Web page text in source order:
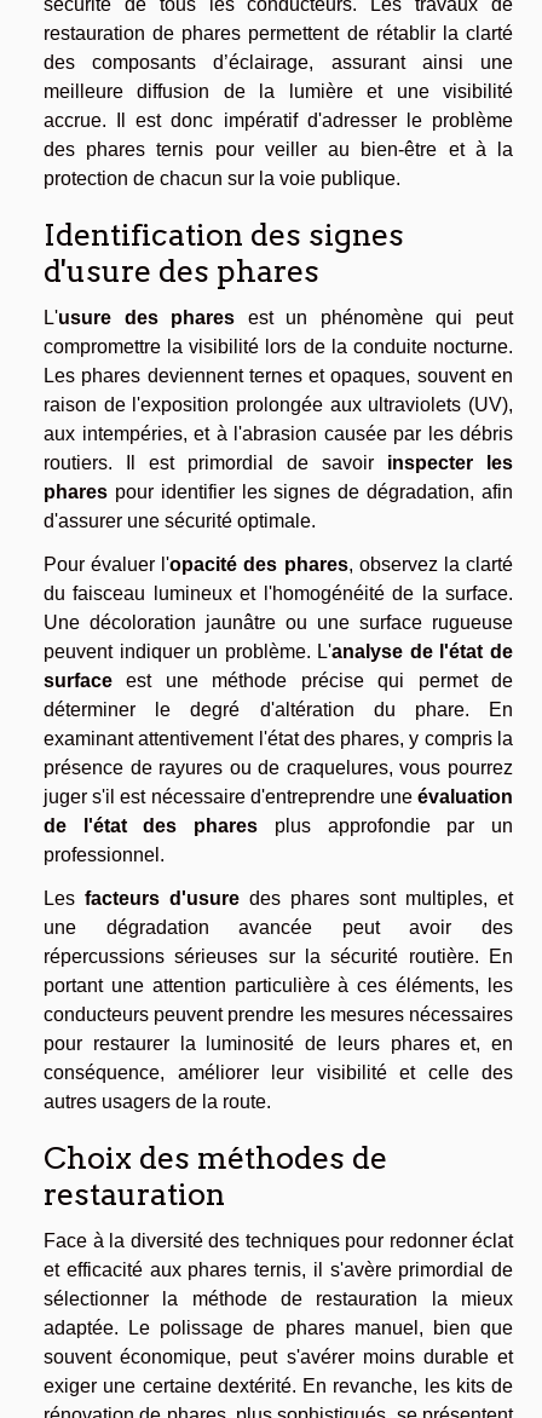
sécurité de tous les conducteurs. Les travaux de
restauration de phares permettent de rétablir la clarté
des composants d’éclairage, assurant ainsi une
meilleure diffusion de la lumière et une visibilité
accrue. Il est donc impératif d'adresser le problème
des phares ternis pour veiller au bien-être et à la
protection de chacun sur la voie publique.
Identification des signes
d'usure des phares
L'usure des phares est un phénomène qui peut
compromettre la visibilité lors de la conduite nocturne.
Les phares deviennent ternes et opaques, souvent en
raison de l'exposition prolongée aux ultraviolets (UV),
aux intempéries, et à l'abrasion causée par les débris
routiers. Il est primordial de savoir inspecter les
phares pour identifier les signes de dégradation, afin
d'assurer une sécurité optimale.
Pour évaluer l'opacité des phares, observez la clarté
du faisceau lumineux et l'homogénéité de la surface.
Une décoloration jaunâtre ou une surface rugueuse
peuvent indiquer un problème. L'analyse de l'état de
surface est une méthode précise qui permet de
déterminer le degré d'altération du phare. En
examinant attentivement l'état des phares, y compris la
présence de rayures ou de craquelures, vous pourrez
juger s'il est nécessaire d'entreprendre une évaluation
de l'état des phares plus approfondie par un
professionnel.
Les facteurs d'usure des phares sont multiples, et
une dégradation avancée peut avoir des
répercussions sérieuses sur la sécurité routière. En
portant une attention particulière à ces éléments, les
conducteurs peuvent prendre les mesures nécessaires
pour restaurer la luminosité de leurs phares et, en
conséquence, améliorer leur visibilité et celle des
autres usagers de la route.
Choix des méthodes de
restauration
Face à la diversité des techniques pour redonner éclat
et efficacité aux phares ternis, il s'avère primordial de
sélectionner la méthode de restauration la mieux
adaptée. Le polissage de phares manuel, bien que
souvent économique, peut s'avérer moins durable et
exiger une certaine dextérité. En revanche, les kits de